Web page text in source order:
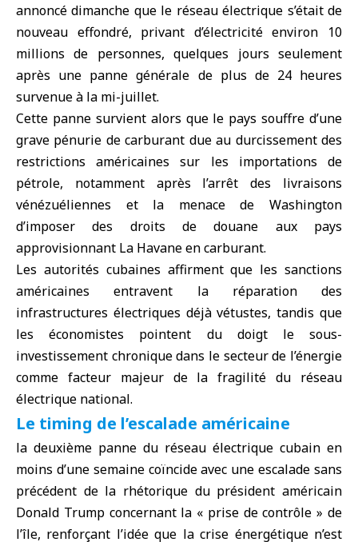
annoncé dimanche que le réseau électrique s’était de
nouveau effondré, privant d’électricité environ 10
millions de personnes, quelques jours seulement
après une panne générale de plus de 24 heures
survenue à la mi-juillet.
Cette panne survient alors que le pays souffre d’une
grave pénurie de carburant due au durcissement des
restrictions américaines sur les importations de
pétrole, notamment après l’arrêt des livraisons
vénézuéliennes et la menace de Washington
d’imposer des droits de douane aux pays
approvisionnant La Havane en carburant.
Les autorités cubaines affirment que les sanctions
américaines entravent la réparation des
infrastructures électriques déjà vétustes, tandis que
les économistes pointent du doigt le sous-
investissement chronique dans le secteur de l’énergie
comme facteur majeur de la fragilité du réseau
électrique national.
Le timing de l’escalade américaine
la deuxième panne du réseau électrique cubain en
moins d’une semaine coïncide avec une escalade sans
précédent de la rhétorique du président américain
Donald Trump concernant la « prise de contrôle » de
l’île, renforçant l’idée que la crise énergétique n’est